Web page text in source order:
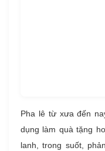
Pha lê từ xưa đến
dụng làm quà tặng
lanh, trong suốt,